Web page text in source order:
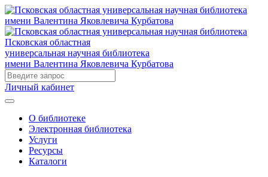
Псковская областная
универсальная научная библиотека
имени Валентина Яковлевича Курбатова
Личный кабинет
О библиотеке
Электронная библиотека
Услуги
Ресурсы
Каталоги